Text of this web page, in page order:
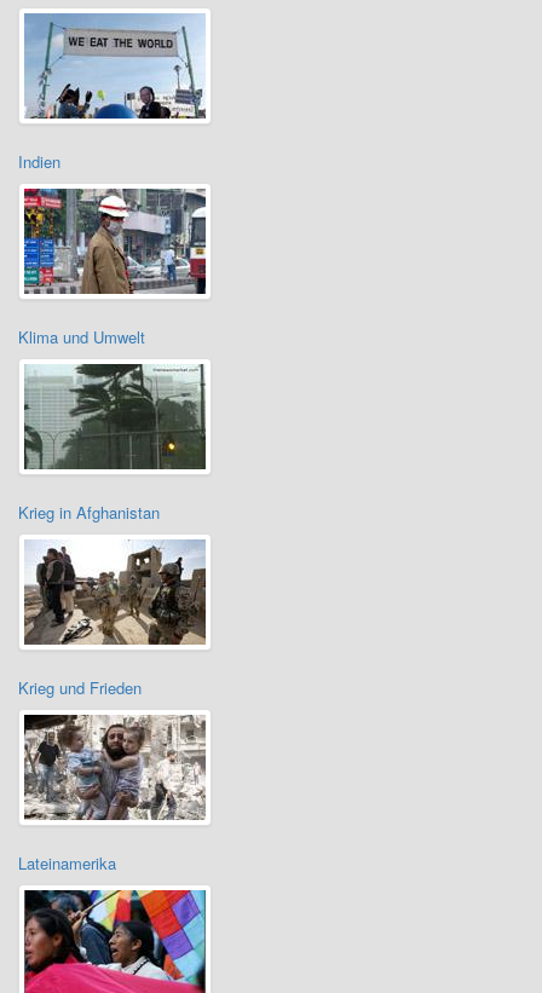
Indien
Klima und Umwelt
Krieg in Afghanistan
Krieg und Frieden
Lateinamerika